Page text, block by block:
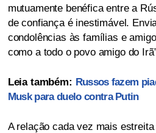
mutuamente benéfica entre a
de confiança é inestimável.
condolências às famílias e
como a todo o povo amigo do
Leia também: Russos fazem
Musk para duelo contra Putin
A relação cada vez mais